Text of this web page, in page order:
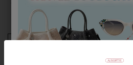
STORY3月号
商品番号 4211002